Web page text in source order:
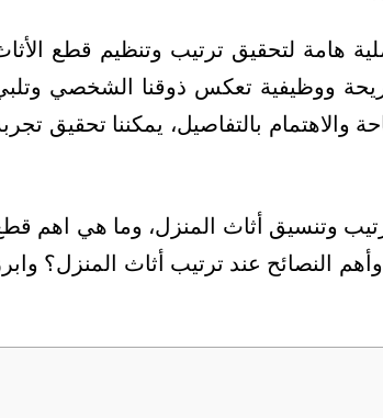
هامة لتحقيق ترتيب وتنظيم قطع
ووظيفية تعكس ذوقنا الشخصي
والاهتمام بالتفاصيل، يمكننا تحقيق
وتنسيق أثاث المنزل، وما هي اهم
النصائح عند ترتيب أثاث المنزل؟